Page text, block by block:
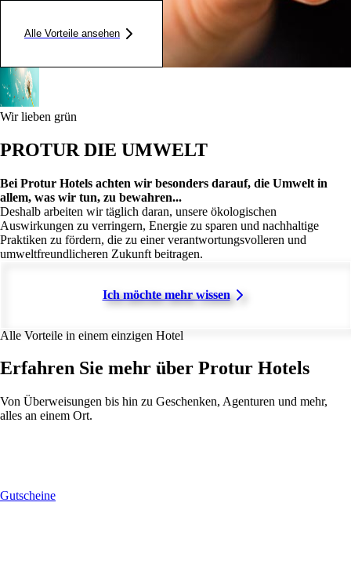
Alle Vorteile ansehen
Wir lieben grün
PROTUR DIE UMWELT
Bei Protur Hotels achten wir besonders darauf, die Umwelt in
allem, was wir tun, zu bewahren...
Deshalb arbeiten wir täglich daran, unsere ökologischen
Auswirkungen zu verringern, Energie zu sparen und nachhaltige
Praktiken zu fördern, die zu einer verantwortungsvolleren und
umweltfreundlicheren Zukunft beitragen.
Ich möchte mehr wissen
Alle Vorteile in einem einzigen Hotel
Erfahren Sie mehr über Protur Hotels
Von Überweisungen bis hin zu Geschenken, Agenturen und mehr,
alles an einem Ort.
Gutscheine